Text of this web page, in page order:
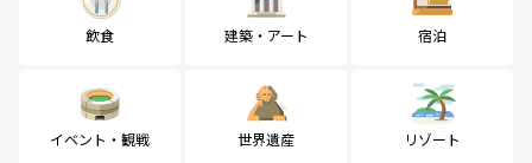
飲食 建築・アート 宿泊
イベント・観戦 世界遺産 リゾート